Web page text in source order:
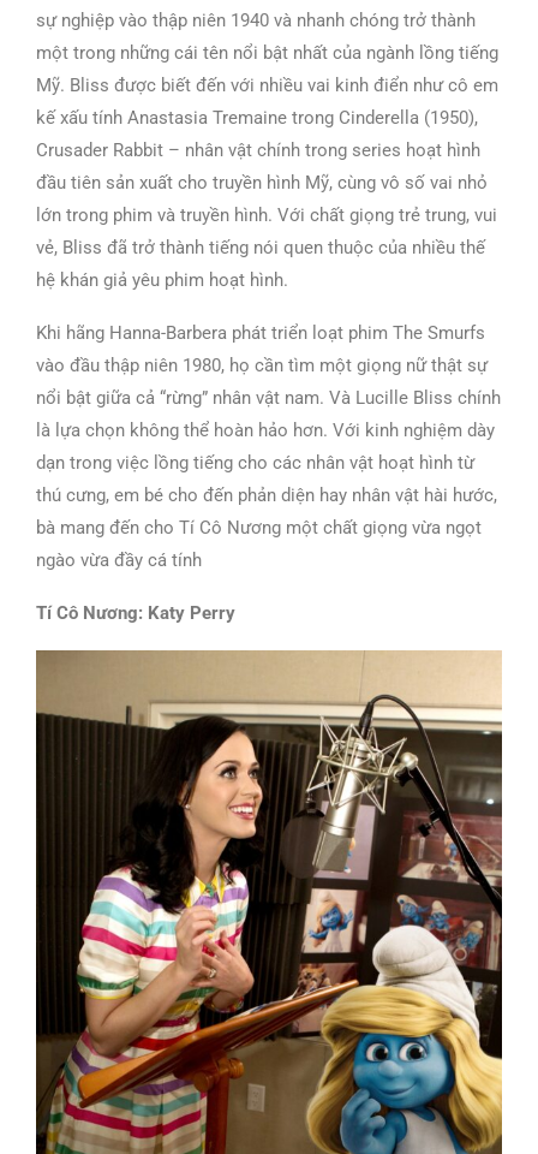
sự nghiệp vào thập niên 1940 và nhanh chóng trở thành
một trong những cái tên nổi bật nhất của ngành lồng tiếng
Mỹ. Bliss được biết đến với nhiều vai kinh điển như cô em
kế xấu tính Anastasia Tremaine trong Cinderella (1950),
Crusader Rabbit – nhân vật chính trong series hoạt hình
đầu tiên sản xuất cho truyền hình Mỹ, cùng vô số vai nhỏ
lớn trong phim và truyền hình. Với chất giọng trẻ trung, vui
vẻ, Bliss đã trở thành tiếng nói quen thuộc của nhiều thế
hệ khán giả yêu phim hoạt hình.
Khi hãng Hanna-Barbera phát triển loạt phim The Smurfs
vào đầu thập niên 1980, họ cần tìm một giọng nữ thật sự
nổi bật giữa cả “rừng” nhân vật nam. Và Lucille Bliss chính
là lựa chọn không thể hoàn hảo hơn. Với kinh nghiệm dày
dạn trong việc lồng tiếng cho các nhân vật hoạt hình từ
thú cưng, em bé cho đến phản diện hay nhân vật hài hước,
bà mang đến cho Tí Cô Nương một chất giọng vừa ngọt
ngào vừa đầy cá tính
Tí Cô Nương: Katy Perry